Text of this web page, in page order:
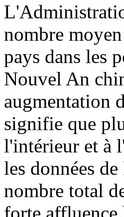
nombre
pays dans les
Nouvel An
augmentation
signifie que
l'intérieur et à
les données
nombre total
forte affluence